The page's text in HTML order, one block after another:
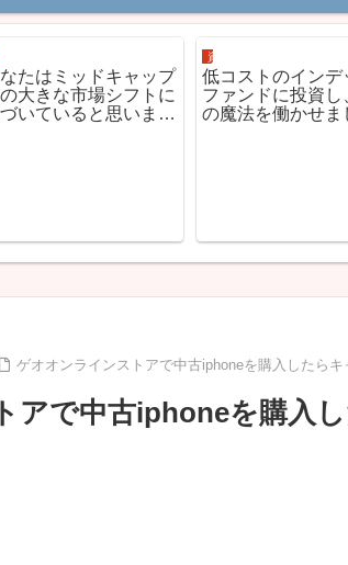
運用
たはミッドキャップ
大きな市場シフトに
いていると思いま
資産運用
低コストのインデ
ファンドに投資し
の魔法を働かせま
ゲオオンラインストアで中古iphoneを購入したらキ
アで中古iphoneを購入